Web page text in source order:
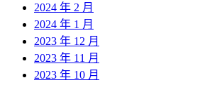
2024 年 2 月
2024 年 1 月
2023 年 12 月
2023 年 11 月
2023 年 10 月